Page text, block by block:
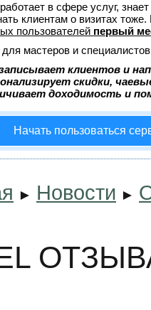
работает в сфере услуг,
клиентам о визитах
пользователей первый
мастеров и
клиентов и
скидки,
доходимость и
Начать пользоваться
► Новости ►